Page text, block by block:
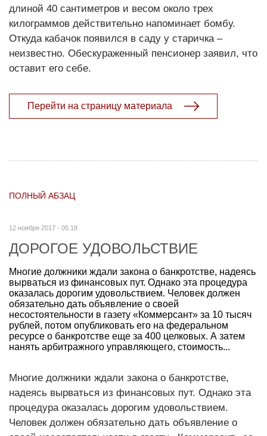
длиной 40 сантиметров и весом около трех
килограммов действительно напоминает бомбу.
Откуда кабачок появился в саду у старичка –
неизвестно. Обескураженный пенсионер заявил, что
оставит его себе.
Перейти на страницу материала
ПОЛНЫЙ АБЗАЦ
12 ноября 2017 - 05:18
ДОРОГОЕ УДОВОЛЬСТВИЕ
Многие должники ждали закона о банкротстве, надеясь
вырваться из финансовых пут. Однако эта процедура
оказалась дорогим удовольствием. Человек должен
обязательно дать объявление о своей
несостоятельности в газету «Коммерсант» за 10 тысяч
рублей, потом опубликовать его на федеральном
ресурсе о банкротстве еще за 400 целковых. А затем
нанять арбитражного управляющего, стоимость...
Многие должники ждали закона о банкротстве,
надеясь вырваться из финансовых пут. Однако эта
процедура оказалась дорогим удовольствием.
Человек должен обязательно дать объявление о